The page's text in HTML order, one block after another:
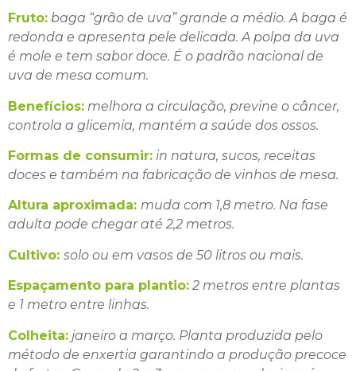
Fruto: baga “grão de uva” grande a médio. A baga é
redonda e apresenta pele delicada. A polpa da uva
é mole e tem sabor doce. É o padrão nacional de
uva de mesa comum.
Benefícios: melhora a circulação, previne o câncer,
controla a glicemia, mantém a saúde dos ossos.
Formas de consumir: in natura, sucos, receitas
doces e também na fabricação de vinhos de mesa.
Altura aproximada: muda com 1,8 metro. Na fase
adulta pode chegar até 2,2 metros.
Cultivo: solo ou em vasos de 50 litros ou mais.
Espaçamento para plantio: 2 metros entre plantas
e 1 metro entre linhas.
Colheita: janeiro a março. Planta produzida pelo
método de enxertia garantindo a produção precoce